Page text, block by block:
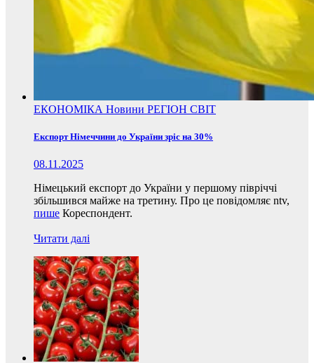
ЕКОНОМІКА Новини РЕГІОН СВІТ
Експорт Німеччини до України зріс на 30%
08.11.2025
Німецький експорт до України у першому півріччі
збільшився майже на третину. Про це повідомляє ntv,
пише Кореспондент.
Читати далі